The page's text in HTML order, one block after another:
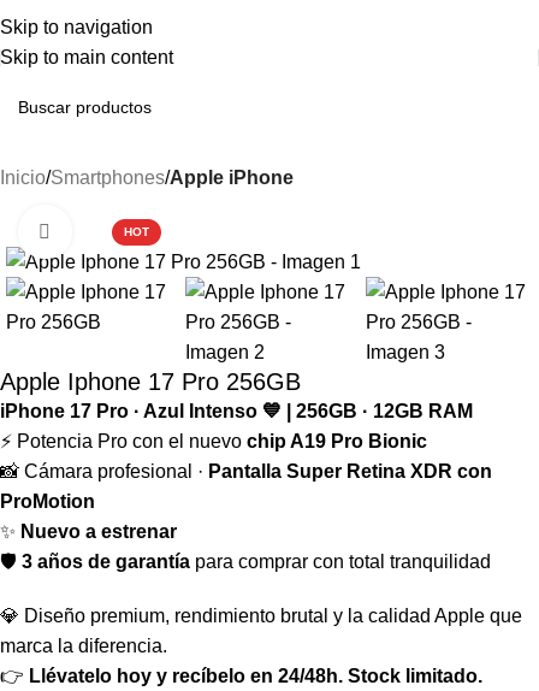
Skip to navigation
Skip to main content
Inicio Smartphones Apple iPhone
HOT
Haga clic para ampliar
Apple Iphone 17 Pro 256GB
iPhone 17 Pro · Azul Intenso 💙 | 256GB · 12GB RAM
⚡ Potencia Pro con el nuevo chip A19 Pro Bionic
📸 Cámara profesional · Pantalla Super Retina XDR con
ProMotion
✨ Nuevo a estrenar
🛡️ 3 años de garantía para comprar con total tranquilidad
💎 Diseño premium, rendimiento brutal y la calidad Apple que
marca la diferencia.
👉 Llévatelo hoy y recíbelo en 24/48h. Stock limitado.